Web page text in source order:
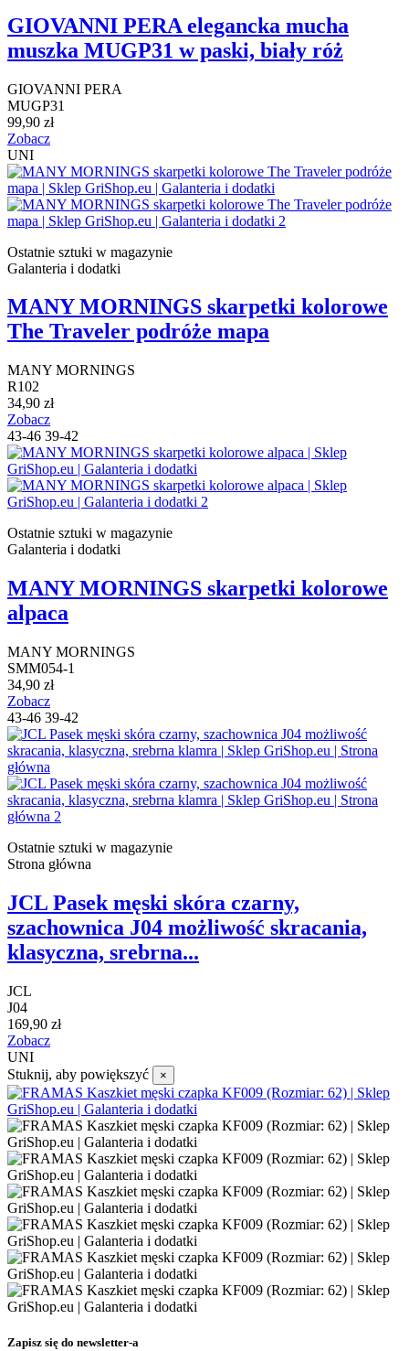
GIOVANNI PERA elegancka mucha
muszka MUGP31 w paski, biały róż
GIOVANNI PERA
MUGP31
99,90 zł
Zobacz
UNI
Ostatnie sztuki w magazynie
Galanteria i dodatki
MANY MORNINGS skarpetki kolorowe
The Traveler podróże mapa
MANY MORNINGS
R102
34,90 zł
Zobacz
43-46 39-42
Ostatnie sztuki w magazynie
Galanteria i dodatki
MANY MORNINGS skarpetki kolorowe
alpaca
MANY MORNINGS
SMM054-1
34,90 zł
Zobacz
43-46 39-42
Ostatnie sztuki w magazynie
Strona główna
JCL Pasek męski skóra czarny,
szachownica J04 możliwość skracania,
klasyczna, srebrna...
JCL
J04
169,90 zł
Zobacz
UNI
Stuknij, aby powiększyć
×
Zapisz się do newsletter-a